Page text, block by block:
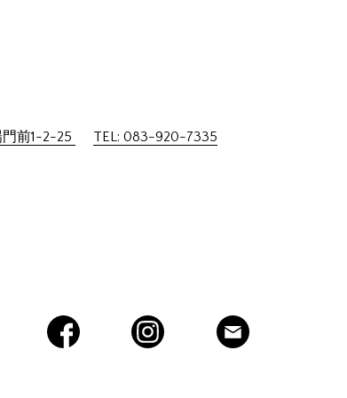
前1-2-25 TEL: 083-920-7335